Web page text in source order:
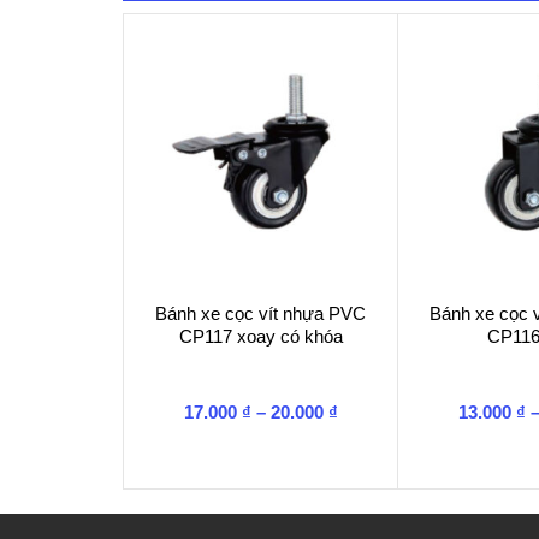
Bánh xe cọc vít nhựa PVC
CP117 xoay có khóa
17.000 ₫ – 20.000 ₫Khoảng
Bánh xe cọc
13.000 ₫ –